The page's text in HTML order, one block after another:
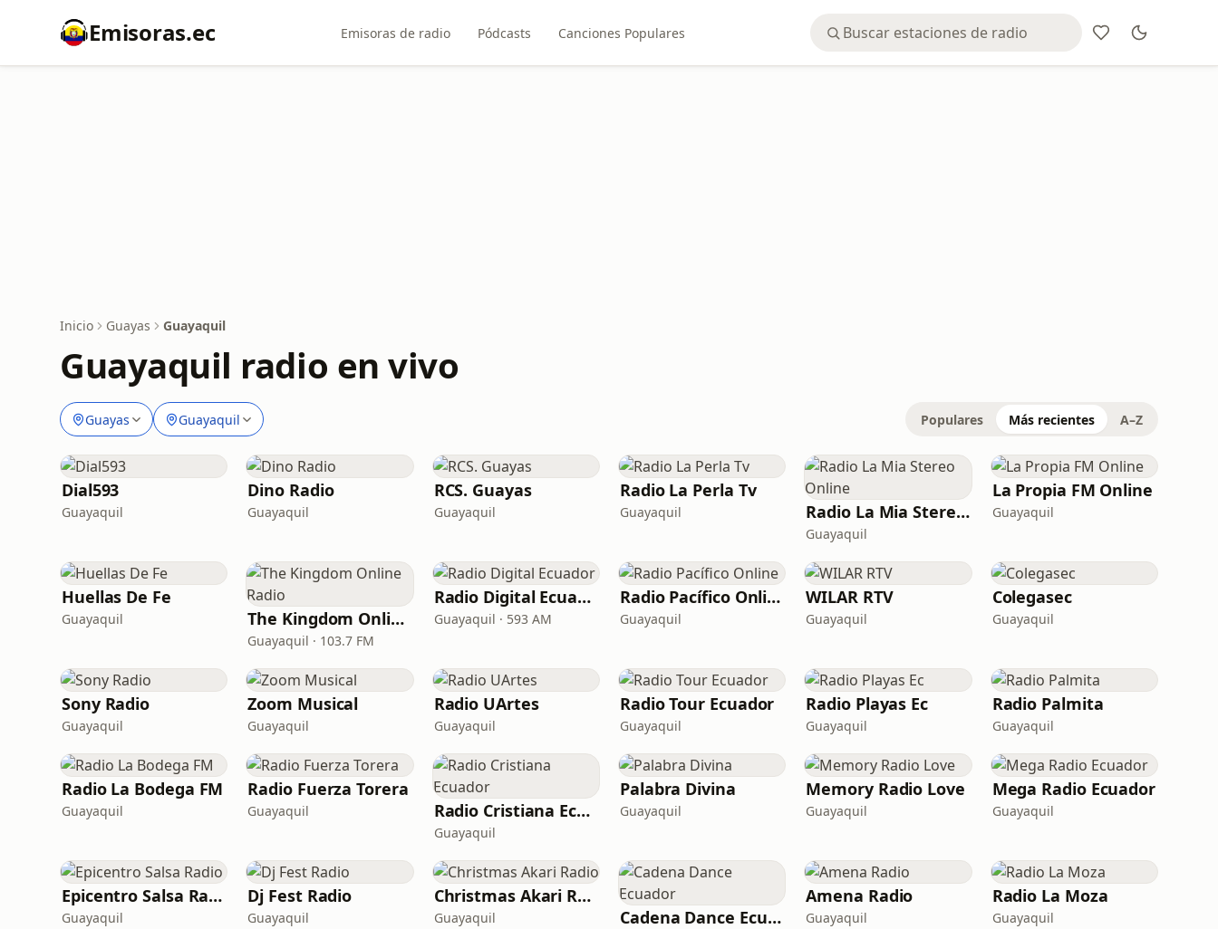
Emisoras.ec Emisoras de radio Pódcasts Canciones Populares
Inicio Guayas Guayaquil
Guayaquil radio en vivo
Guayas Guayaquil Populares Más recientes A–Z
Dial593
Guayaquil
Dino Radio
Guayaquil
RCS. Guayas
Guayaquil
Radio La Perla Tv
Guayaquil Radio La Mia Stereo Online
Guayaquil
La Propia FM Online
Guayaquil
Huellas De Fe
Guayaquil The Kingdom Online Radio
Guayaquil · 103.7 FM
Radio Digital Ecuador
Guayaquil · 593 AM
Radio Pacífico Online
Guayaquil
WILAR RTV
Guayaquil
Colegasec
Guayaquil
Sony Radio
Guayaquil
Zoom Musical
Guayaquil
Radio UArtes
Guayaquil
Radio Tour Ecuador
Guayaquil
Radio Playas Ec
Guayaquil
Radio Palmita
Guayaquil
Radio La Bodega FM
Guayaquil
Radio Fuerza Torera
Guayaquil Radio Cristiana Ecuador
Guayaquil
Palabra Divina
Guayaquil
Memory Radio Love
Guayaquil
Mega Radio Ecuador
Guayaquil
Epicentro Salsa Radio
Guayaquil
Dj Fest Radio
Guayaquil
Christmas Akari Radio
Guayaquil Cadena Dance Ecuador
Amena Radio
Guayaquil
Radio La Moza
Guayaquil